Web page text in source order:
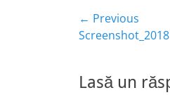
Navigare
în
articole
← Previous
Previous
Lasă un